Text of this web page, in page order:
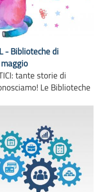
- Biblioteche di
tante storie di
Le Biblioteche